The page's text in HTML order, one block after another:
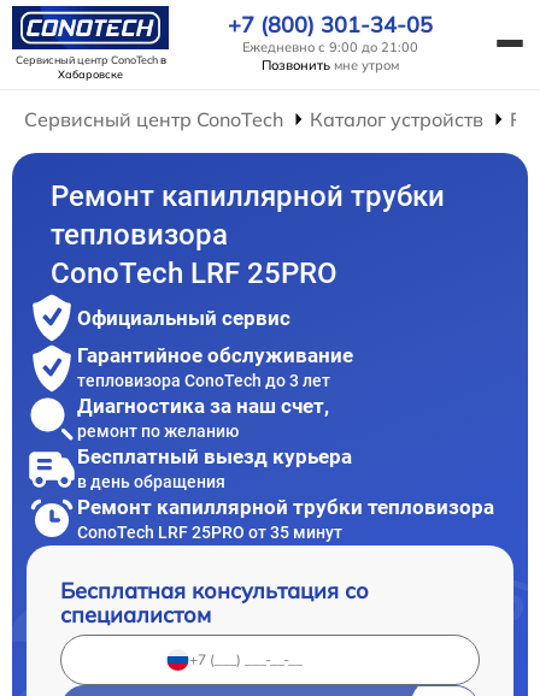
Сервисный центр ConoTechв
Хабаровске
+7 (800) 301-34-05
Ежедневно с 9:00 до 21:00
Позвонить мне утром
Сервисный центр ConoTech Каталог устройств
Ремонт капиллярной трубки
тепловизора
ConoTech LRF 25PRO
Официальный сервис
Гарантийное обслуживание
тепловизора ConoTech до 3 лет
Диагностика за наш счет,
ремонт по желанию
Бесплатный выезд курьера
в день обращения
Ремонт капиллярной трубки тепловизора
ConoTech LRF 25PRO от 35 минут
Бесплатная консультация со
специалистом